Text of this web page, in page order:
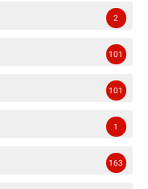
2
101
101
1
163